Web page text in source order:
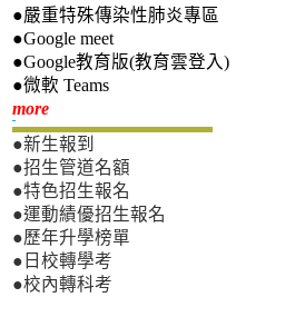
●嚴重特殊傳染性肺炎專區
●Google meet
●Google教育版(教育雲登入)
●微軟 Teams
more新生專區
●新生報到
●招生管道名額
●特色招生報名
●運動績優招生報名
●歷年升學榜單
●日校轉學考
●校內轉科考